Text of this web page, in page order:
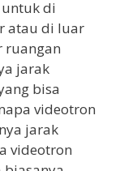
di
atau di luar
ruangan
jarak
bisa
videotron
jarak
videotron